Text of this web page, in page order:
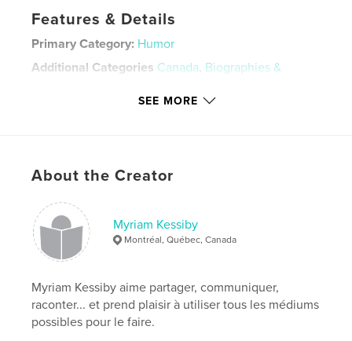
Features & Details
Primary Category: Humor
Additional Categories Canada, Biographies &
5×8 in, 13×20 cm
Hardcover, ImageWrap: 9781006382321
Softcover: 9781006382345
Publish Date:
Oct 18, 2021
Language
Keywords
blagues , anecdotes , soi , soie ,
SEE MORE
About the Creator
Myriam Kessiby
Montréal, Québec, Canada
Myriam Kessiby aime partager, communiquer,
raconter... et prend plaisir à utiliser tous les médiums
possibles pour le faire.